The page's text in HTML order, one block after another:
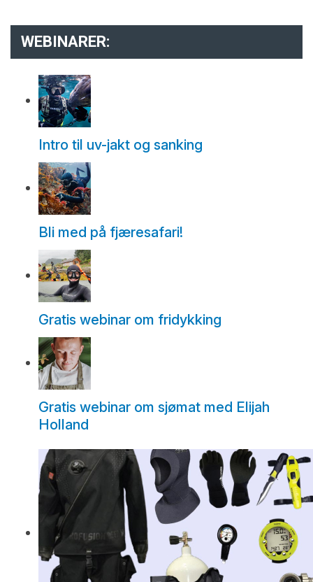
WEBINARER:
Intro til uv-jakt og sanking
Bli med på fjæresafari!
Gratis webinar om fridykking
Gratis webinar om sjømat med Elijah
Holland